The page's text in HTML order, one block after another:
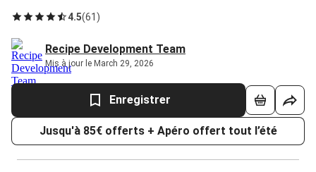
4.5(61 )
Recipe Development Team
Mis à jour le March 29, 2026
Enregistrer
Jusqu'à 85€ offerts + Apéro offert tout l’été